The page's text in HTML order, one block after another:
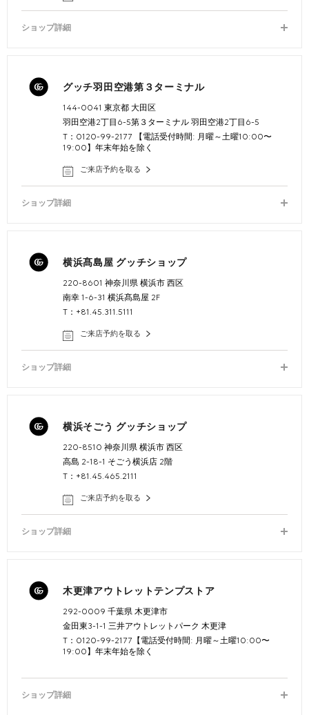
ショップ詳細
グッチ羽田空港第３ターミナル
144-0041 東京都 大田区
羽田空港2丁目6-5第３ターミナル 羽田空港2丁目6-5
T：0120-99-2177 【電話受付時間: 月曜～土曜10:00〜
19:00】年末年始を除く
ご来店予約を取る
ショップ詳細
横浜髙島屋 グッチショップ
220-8601 神奈川県 横浜市 西区
南幸 1-6-31 横浜髙島屋 2F
T：+81.45.311.5111
ご来店予約を取る
ショップ詳細
横浜そごう グッチショップ
220-8510 神奈川県 横浜市 西区
高島 2-18-1 そごう横浜店 2階
T：+81.45.465.2111
ご来店予約を取る
ショップ詳細
木更津アウトレットテンプストア
292-0009 千葉県 木更津市
金田東3-1-1 三井アウトレットパーク 木更津
T：0120-99-2177【電話受付時間: 月曜～土曜10:00〜
19:00】年末年始を除く
ショップ詳細